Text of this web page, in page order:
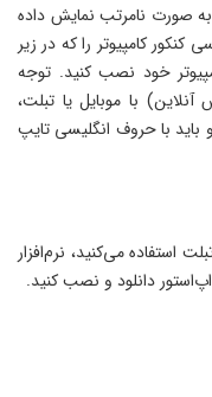
صورت نامرتب نمایش داده
کامپیوتر را که در زیر
خود نصب کنید. توجه
با موبایل یا تبلت،
با حروف انگلیسی تایپ
استفاده می‌کنید، نرم‌افزار